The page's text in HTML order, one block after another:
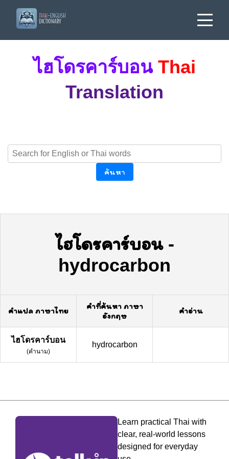
ไฮโดรคาร์บอน Thai
Translation
ค้นหา
ไฮโดรคาร์บอน-
hydrocarbon
คำแปล ภาษาไทย
คำที่ค้นหา ภาษา
อังกฤษ
คำอ่าน
ไฮโดรคาร์บอน
(คำนาม)
hydrocarbon
Learn practical Thai with
clear, real-world lessons
designed for everyday